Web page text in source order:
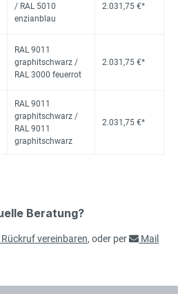
/ RAL 5010
enzianblau
2.031,75 €*
RAL 9011
graphitschwarz /
RAL 3000 feuerrot
2.031,75 €*
RAL 9011
graphitschwarz /
RAL 9011
graphitschwarz
2.031,75 €*
Beratung?
Rückruf vereinbaren, oder per
Mail